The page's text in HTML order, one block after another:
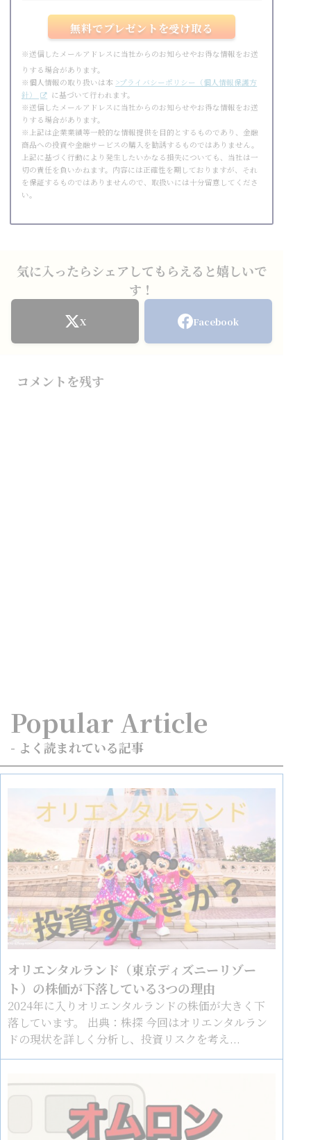
※送信したメールアドレスに当社からのお知らせやお得な情報をお送
りする場合があります。
※個人情報の取り扱いは本 >プライバシーポリシー（個人情報保護方
針）
に基づいて行われます。
※送信したメールアドレスに当社からのお知らせやお得な情報をお送
りする場合があります。
※上記は企業業績等一般的な情報提供を目的とするものであり、金融
商品への投資や金融サービスの購入を勧誘するものではありません。
上記に基づく行動により発生したいかなる損失についても、当社は一
切の責任を負いかねます。内容には正確性を期しておりますが、それ
を保証するものではありませんので、取扱いには十分留意してくださ
い。
気に入ったらシェアしてもらえると嬉しいで
す！
X Facebook
コメントを残す
Popular Article
- よく読まれている記事
オリエンタルランド（東京ディズニーリゾー
ト）の株価が下落している3つの理由
2024年に入りオリエンタルランドの株価が大きく下
落しています。 出典：株探 今回はオリエンタルラン
ドの現状を詳しく分析し、投資リスクを考え...